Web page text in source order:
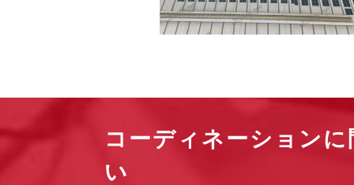
コーディネーション
い